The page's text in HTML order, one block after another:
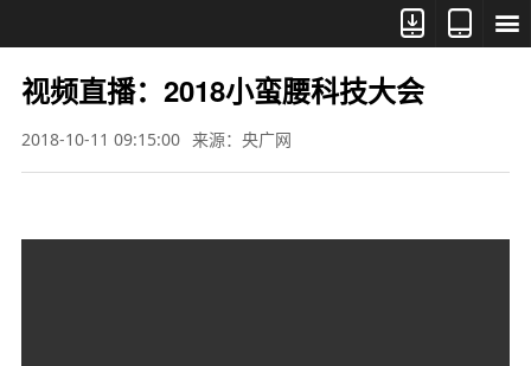



视频直播：2018小蛮腰科技大会
2018-10-11 09:15:00 来源：央广网